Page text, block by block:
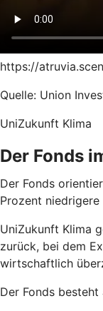
https://
Quelle: Union
UniZukunft Klima
Der Fonds
Der Fonds
Prozent
UniZukunft Klima
zurück, bei dem
wirtschaftlich
Der Fonds